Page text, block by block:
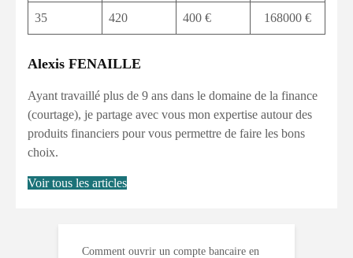
35 420 400 € 168000 €
Alexis FENAILLE
Ayant travaillé plus de 9 ans dans le domaine de la finance
(courtage), je partage avec vous mon expertise autour des
produits financiers pour vous permettre de faire les bons
choix.
Voir tous les articles
Comment ouvrir un compte bancaire en